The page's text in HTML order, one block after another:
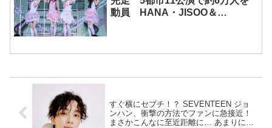
動員 HANA・JISOO＆
すぐ横にセブチ！？ SEVENTEEN ジョ
ンハン、衝撃の方法でファンに急接近！
まさかこんなに至近距離に… あまりにも